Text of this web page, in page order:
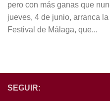
pero con más ganas que
jueves, 4 de junio, arranca
Festival de Málaga, que...
SEGUIR: